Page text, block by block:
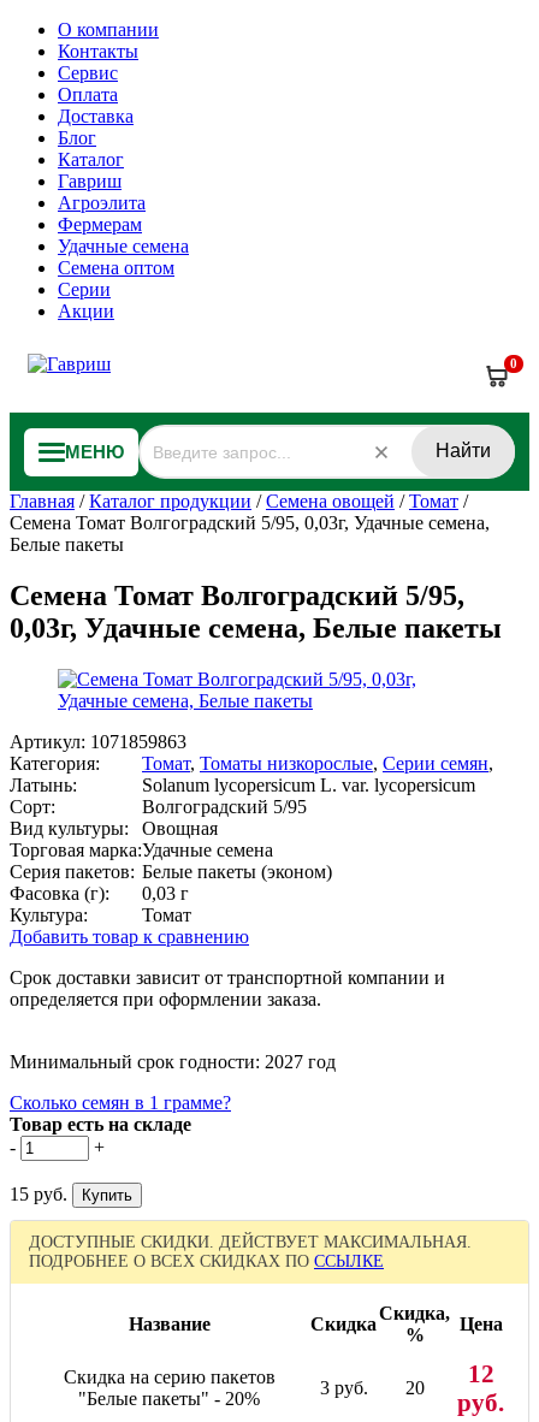
О компании
Контакты
Сервис
Оплата
Доставка
Блог
Каталог
Гавриш
Агроэлита
Фермерам
Удачные семена
Семена оптом
Серии
Акции
0
МЕНЮ Найти
Главная /Каталог продукции /Семена овощей /Томат /
Семена Томат Волгоградский 5/95, 0,03г, Удачные семена,
Белые пакеты
Семена Томат Волгоградский 5/95,
0,03г, Удачные семена, Белые пакеты
Артикул: 1071859863
Категория:
Томат, Томаты низкорослые, Серии семян,
Латынь:
Solanum lycopersicum L. var. lycopersicum
Сорт:
Волгоградский 5/95
Вид культуры:
Овощная
Торговая марка:Удачные семена
Серия пакетов: Белые пакеты (эконом)
Фасовка (г):
0,03 г
Культура:
Томат
Добавить товар к сравнению
Срок доставки зависит от транспортной компании и
определяется при оформлении заказа.
Минимальный срок годности: 2027 год
Сколько семян в 1 грамме?
Товар есть на складе
-
+
15 руб.
ДОСТУПНЫЕ СКИДКИ. ДЕЙСТВУЕТ МАКСИМАЛЬНАЯ.
ПОДРОБНЕЕ О ВСЕХ СКИДКАХ ПО ССЫЛКЕ
Название Скидка
Скидка,
%
Цена
Скидка на серию пакетов
"Белые пакеты" - 20%
3 руб. 20
12
руб.